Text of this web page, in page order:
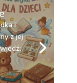
i
z jej